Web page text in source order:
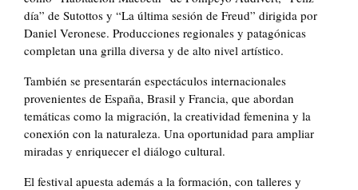
día” de Sutottos y “La última sesión de Freud” dirigida por
Daniel Veronese. Producciones regionales y patagónicas
completan una grilla diversa y de alto nivel artístico.
También se presentarán espectáculos internacionales
provenientes de España, Brasil y Francia, que abordan
temáticas como la migración, la creatividad femenina y la
conexión con la naturaleza. Una oportunidad para ampliar
miradas y enriquecer el diálogo cultural.
El festival apuesta además a la formación, con talleres y